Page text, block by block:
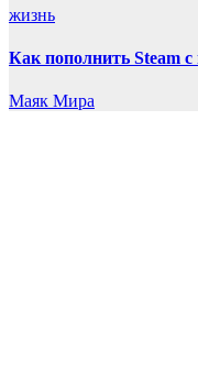
жизнь
Как пополнить Steam
Маяк Мира